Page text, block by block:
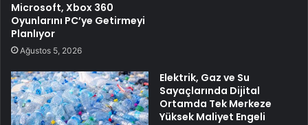
Microsoft, Xbox 360
Oyunlarını PC’ye Getirmeyi
Planlıyor
Ağustos 5, 2026
Elektrik, Gaz ve Su
Sayaçlarında Dijital
Ortamda Tek Merkeze
Yüksek Maliyet Engeli